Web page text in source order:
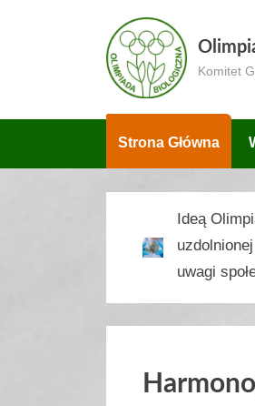
Komitet
Strona Główna
Ideą
uwagi